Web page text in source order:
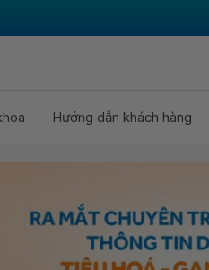
Hướng dẫn khách hàng